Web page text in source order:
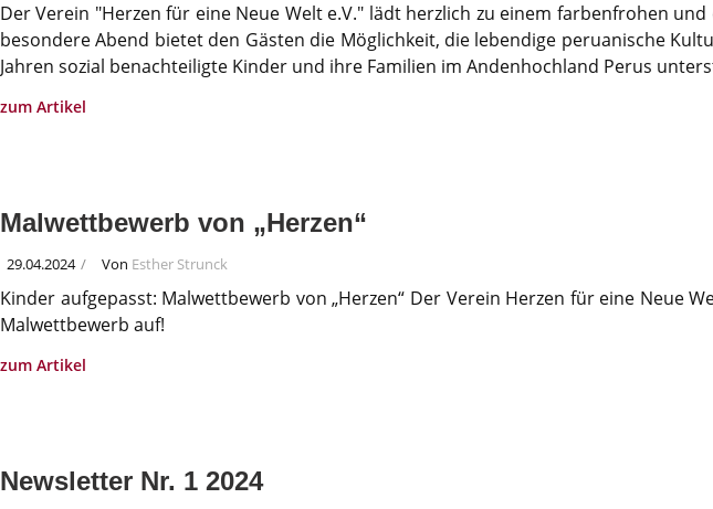
Der Verein "Herzen für eine Neue Welt e.V." lädt herzlich zu einem farbenfrohen
besondere Abend bietet den Gästen die Möglichkeit, die lebendige peruanische
Jahren sozial benachteiligte Kinder und ihre Familien im Andenhochland Perus
zum Artikel
Malwettbewerb von „Herzen“
29.04.2024 Von Esther Strunck
Kinder aufgepasst: Malwettbewerb von „Herzen“ Der Verein Herzen für eine
Malwettbewerb auf!
zum Artikel
Newsletter Nr. 1 2024